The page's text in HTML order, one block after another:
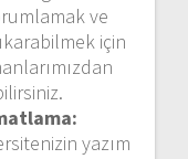
ve
için
yazım